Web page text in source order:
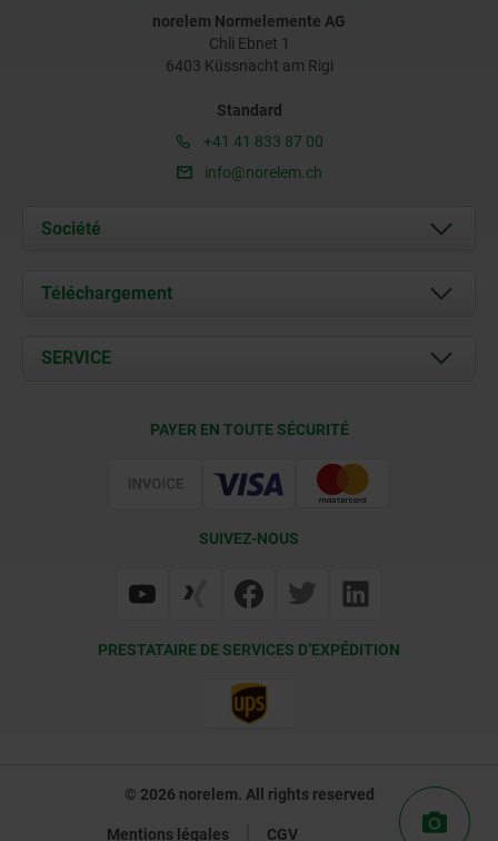
norelem Normelemente AG
Chli Ebnet 1
6403 Küssnacht am Rigi
Standard
+41 41 833 87 00
info@norelem.ch
Société
À propos de nous
Contact
Téléchargement
Documents
SERVICE
PAYER EN TOUTE SÉCURITÉ
SUIVEZ-NOUS
PRESTATAIRE DE SERVICES D’EXPÉDITION
© 2026 norelem. All rights reserved
Mentions légales CGV